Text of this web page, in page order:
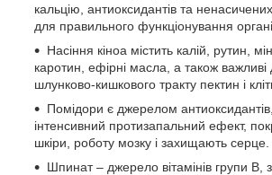
кальцію, антиоксидантів та
для правильного функціонування
Насіння кіноа містить калій, рутин,
каротин, ефірні масла, а також
шлунково-кишкового тракту пектин і
Помідори є джерелом
інтенсивний протизапальний ефект,
шкіри, роботу мозку і захищають серце.
Шпинат – джерело вітамінів групи В,